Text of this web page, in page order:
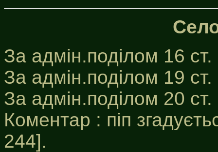
За адмін.поділом 16
За адмін.поділом 19
За адмін.поділом 20
Коментар : піп
244].